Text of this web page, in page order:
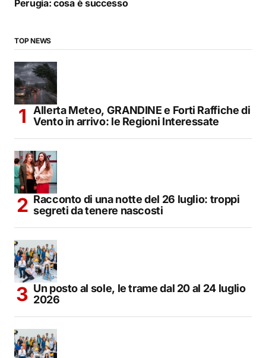
Perugia: cosa è successo
TOP NEWS
Allerta Meteo, GRANDINE e Forti Raffiche di
Vento in arrivo: le Regioni Interessate
Racconto di una notte del 26 luglio: troppi
segreti da tenere nascosti
Un posto al sole, le trame dal 20 al 24 luglio
2026